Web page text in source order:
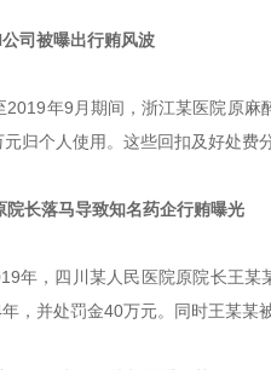
司被曝出行贿风波
2019年9月期间，浙江某医院原麻
归个人使用。这些回扣及好处费
院长落马导致知名药企行贿曝光
年，四川某人民医院原院长王
，并处罚金40万元。同时王某某